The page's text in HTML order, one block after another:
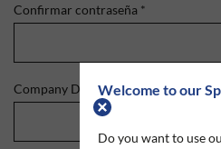
Welcome to our
Do you want to use
Confirmar contraseña *
Company Domain*